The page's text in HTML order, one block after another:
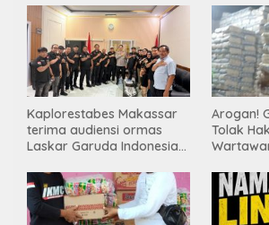
Kaplorestabes Makassar
terima audiensi ormas
Laskar Garuda Indonesia
hingga kegiatan sosial.
Arogan!
Tolak